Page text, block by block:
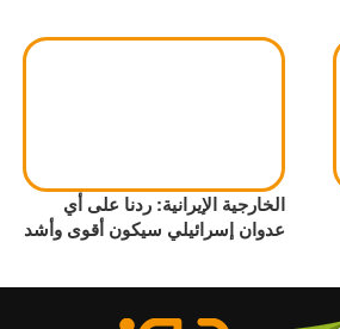
الخارجية الإيرانية: ردنا على أي
عدوان إسرائيلي سيكون أقوى وأشد